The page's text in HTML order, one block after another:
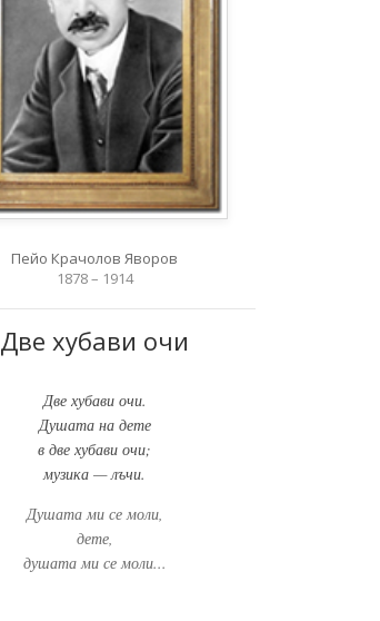
Пейо Крачолов Яворов
1878 – 1914
Две хубави очи
Две хубави очи.
Душата на дете
в две хубави очи;
музика — лъчи.
Душата ми се моли,
дете,
душата ми се моли...